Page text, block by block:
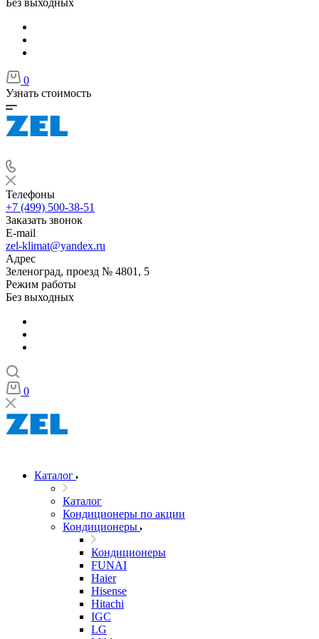
Без выходных
0
Узнать стоимость
Телефоны
+7 (499) 500-38-51
Заказать звонок
E-mail
zel-klimat@yandex.ru
Адрес
Зеленоград, проезд № 4801, 5
Режим работы
Без выходных
0
Каталог
Каталог
Кондиционеры по акции
Кондиционеры
Кондиционеры
FUNAI
Haier
Hisense
Hitachi
IGC
LG